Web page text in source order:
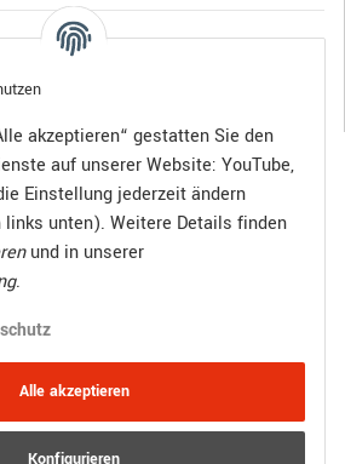
Alle akzeptieren
Konfigurieren
akzeptieren“ gestatten Sie den
auf unserer Website: YouTube,
Einstellung jederzeit ändern
links unten). Weitere Details finden
und in unserer
.
Vertrag widerrufen